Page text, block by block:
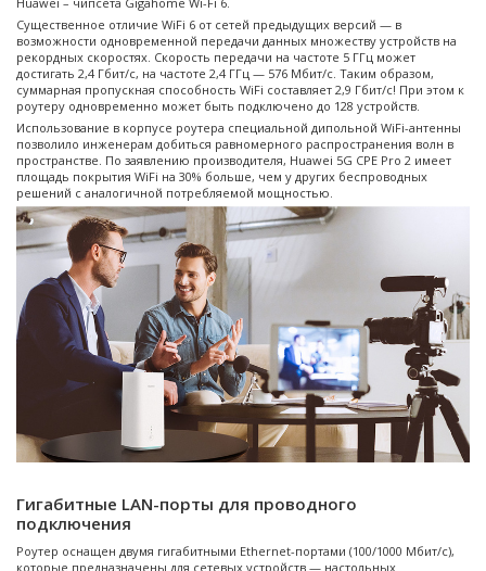
Существенное отличие WiFi 6 от сетей предыдущих версий — в
возможности одновременной передачи данных множеству устройств на
рекордных скоростях. Скорость передачи на частоте 5 ГГц может
достигать 2,4 Гбит/с, на частоте 2,4 ГГц — 576 Мбит/с. Таким образом,
суммарная пропускная способность WiFi составляет 2,9 Гбит/с! При этом к
роутеру одновременно может быть подключено до 128 устройств.
Использование в корпусе роутера специальной дипольной WiFi-антенны
позволило инженерам добиться равномерного распространения волн в
пространстве. По заявлению производителя, Huawei 5G CPE Pro 2 имеет
площадь покрытия WiFi на 30% больше, чем у других беспроводных
решений с аналогичной потребляемой мощностью.
Гигабитные LAN-порты для проводного
подключения
Роутер оснащен двумя гигабитными Ethernet-портами (100/1000 Мбит/с),
которые предназначены для сетевых устройств — настольных